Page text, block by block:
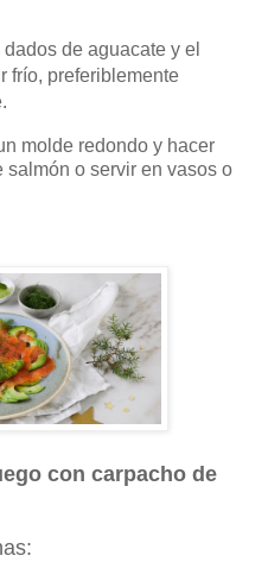
de aguacate y el
frío, preferiblemente
molde redondo y hacer
salmón o servir en vasos o
con carpacho de